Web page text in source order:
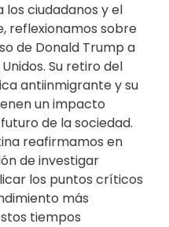
ciudadanos y el
reflexionamos sobre
de Donald Trump a
Su retiro del
antiinmigrante y su
un impacto
de la sociedad.
reafirmamos en
de investigar
los puntos críticos
más
tiempos